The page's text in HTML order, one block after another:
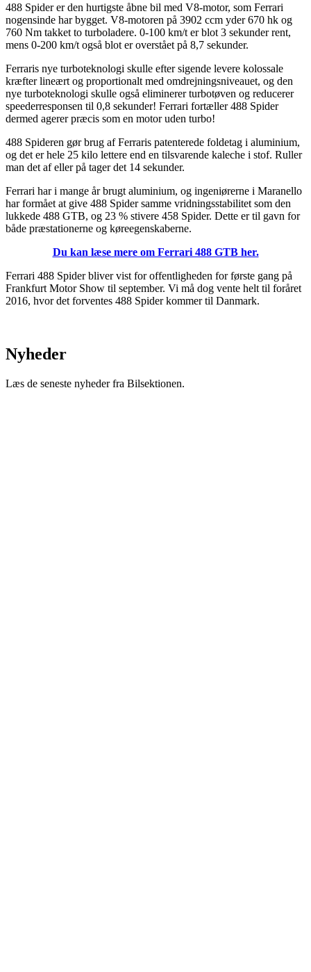
488 Spider er den hurtigste åbne bil med V8-motor, som Ferrari
nogensinde har bygget. V8-motoren på 3902 ccm yder 670 hk og
760 Nm takket to turboladere. 0-100 km/t er blot 3 sekunder rent,
mens 0-200 km/t også blot er overstået på 8,7 sekunder.
Ferraris nye turboteknologi skulle efter sigende levere kolossale
kræfter lineært og proportionalt med omdrejningsniveauet, og den
nye turboteknologi skulle også eliminerer turbotøven og reducerer
speederresponsen til 0,8 sekunder! Ferrari fortæller 488 Spider
dermed agerer præcis som en motor uden turbo!
488 Spideren gør brug af Ferraris patenterede foldetag i aluminium,
og det er hele 25 kilo lettere end en tilsvarende kaleche i stof. Ruller
man det af eller på tager det 14 sekunder.
Ferrari har i mange år brugt aluminium, og ingeniørerne i Maranello
har formået at give 488 Spider samme vridningsstabilitet som den
lukkede 488 GTB, og 23 % stivere 458 Spider. Dette er til gavn for
både præstationerne og køreegenskaberne.
Du kan læse mere om Ferrari 488 GTB her.
Ferrari 488 Spider bliver vist for offentligheden for første gang på
Frankfurt Motor Show til september. Vi må dog vente helt til foråret
2016, hvor det forventes 488 Spider kommer til Danmark.
Nyheder
Læs de seneste nyheder fra Bilsektionen.